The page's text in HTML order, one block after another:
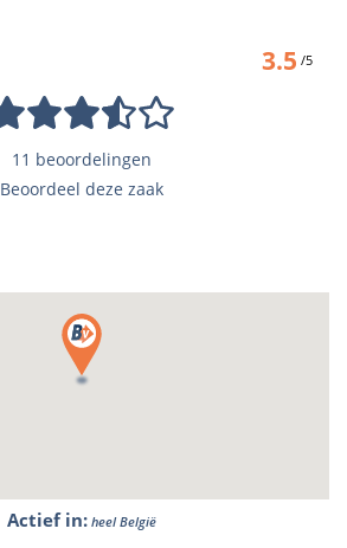
3.5 /5
11 beoordelingen
Beoordeel deze zaak
Actief in: heel België